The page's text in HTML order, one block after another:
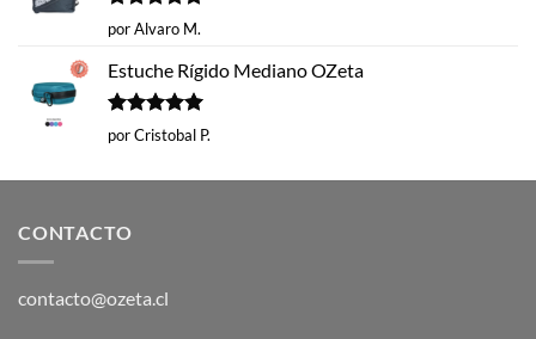
Valorado
con
por Alvaro M.
Estuche Rígido Mediano OZeta
Valorado
con
por Cristobal P.
CONTACTO
contacto@ozeta.cl